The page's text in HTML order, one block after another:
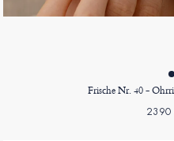
Frische Nr. 40 -
2390